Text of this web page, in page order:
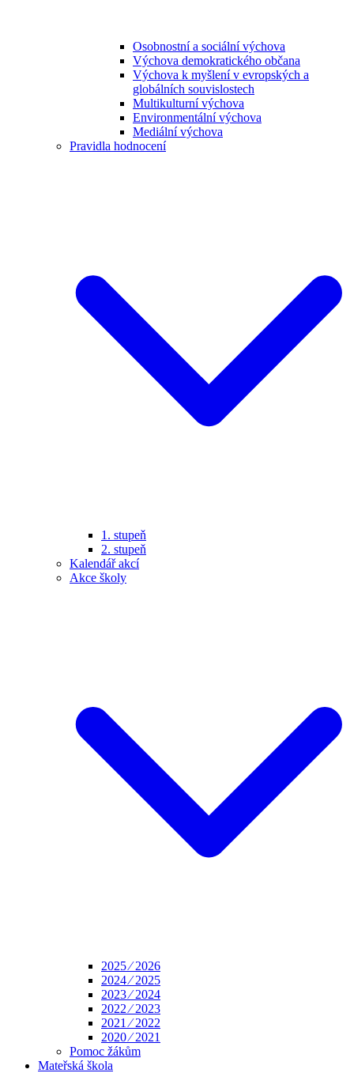
Osobnostní a sociální výchova
Výchova demokratického občana
Výchova k myšlení v evropských a
globálních souvislostech
Multikulturní výchova
Environmentální výchova
Mediální výchova
Pravidla hodnocení
1. stupeň
2. stupeň
Kalendář akcí
Akce školy
2025 ⁄ 2026
2024 ⁄ 2025
2023 ⁄ 2024
2022 ⁄ 2023
2021 ⁄ 2022
2020 ⁄ 2021
Pomoc žákům
Mateřská škola